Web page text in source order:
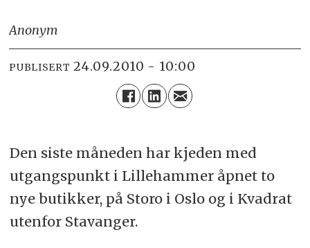
Anonym
PUBLISERT 24.09.2010 - 10:00
Den siste måneden har kjeden med
utgangspunkt i Lillehammer åpnet to
nye butikker, på Storo i Oslo og i Kvadrat
utenfor Stavanger.